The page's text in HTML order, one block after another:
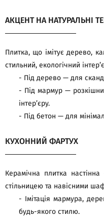
АКЦЕНТ НА НАТУРАЛЬНІ
Плитка, що імітує дерево,
стильний, екологічний
- Під дерево — для
- Під мармур —
інтер’єру.
- Під бетон — для
КУХОННИЙ ФАРТУХ
Керамічна плитка
стільницею та навісними
- Імітація мармура,
будь-якого стилю.